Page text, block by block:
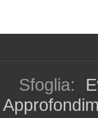
Sfoglia: